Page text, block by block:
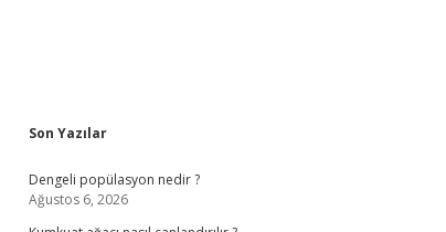
Sidebar
Son Yazılar
Dengeli popülasyon nedir ?
Ağustos 6, 2026